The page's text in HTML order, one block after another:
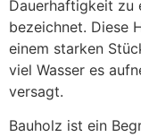
Dauerhaftigkeit zu
bezeichnet. Diese
einem starken
viel Wasser es
versagt.
Bauholz ist ein